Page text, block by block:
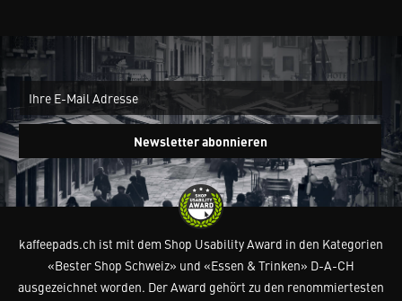
Newsletter abonnieren
kaffeepads.ch ist mit dem Shop Usability Award in den Kategorien
«Bester Shop Schweiz» und «Essen & Trinken» D-A-CH
ausgezeichnet worden. Der Award gehört zu den renommiertesten